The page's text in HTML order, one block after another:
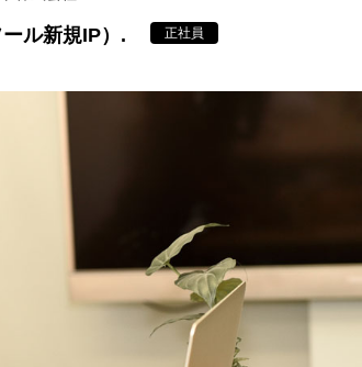
ル新規IP）.
正社員